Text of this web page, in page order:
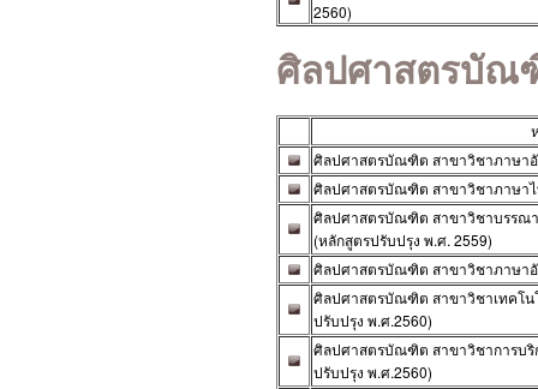
2560)
ศิลปศาสตรบัณ
ศิลปศาสตรบัณฑิต สาขาวิชาภาษาอั
ศิลปศาสตรบัณฑิต สาขาวิชาภาษาไ
ศิลปศาสตรบัณฑิต สาขาวิชาบรรณ
(หลักสูตรปรับปรุง พ.ศ. 2559)
ศิลปศาสตรบัณฑิต สาขาวิชาภาษาอั
ศิลปศาสตรบัณฑิต สาขาวิชาเทคโน
ปรับปรุง พ.ศ.2560)
ศิลปศาสตรบัณฑิต สาขาวิชาการบริ
ปรับปรุง พ.ศ.2560)